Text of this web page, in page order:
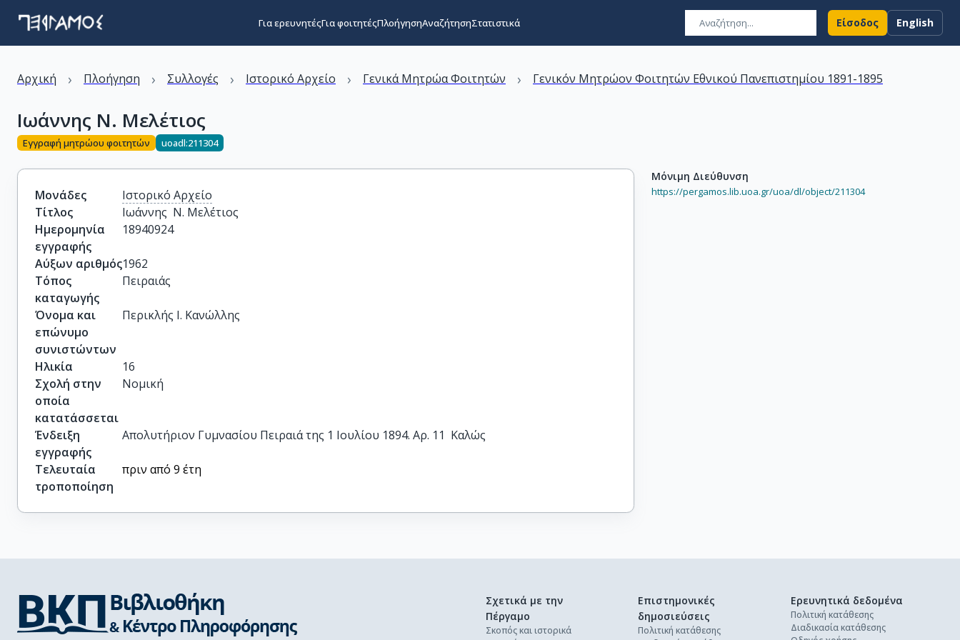
Για ερευνητέςΓια φοιτητέςΠλοήγησηΑναζήτησηΣτατιστικά Είσοδος English
Αρχική › Πλοήγηση › Συλλογές › Ιστορικό Αρχείο › Γενικά Μητρώα Φοιτητών › Γενικόν Μητρώον Φοιτητών Εθνικού Πανεπιστημίου 1891-1895
Ιωάννης Ν. Μελέτιος
Εγγραφή μητρώου φοιτητών uoadl:211304
Μονάδες
Ιστορικό Αρχείο
Τίτλος
Ιωάννης  Ν. Μελέτιος
Ημερομηνία
εγγραφής
18940924
Αύξων αριθμός1962
Τόπος
καταγωγής
Πειραιάς
Όνομα και
επώνυμο
συνιστώντων
Περικλής Ι. Κανώλλης
Ηλικία
16
Σχολή στην
οποία
κατατάσσεται
Νομική
Ένδειξη
εγγραφής
Απολυτήριον Γυμνασίου Πειραιά της 1 Ιουλίου 1894. Αρ. 11  Καλώς
Τελευταία
τροποποίηση
πριν από 9 έτη
Μόνιμη Διεύθυνση
https://pergamos.lib.uoa.gr/uoa/dl/object/211304
Σχετικά με την
Πέργαμο
Σκοπός και ιστορικά
Επιστημονικές
δημοσιεύσεις
Πολιτική κατάθεσης
Ερευνητικά δεδομένα
Πολιτική κατάθεσης
Διαδικασία κατάθεσης